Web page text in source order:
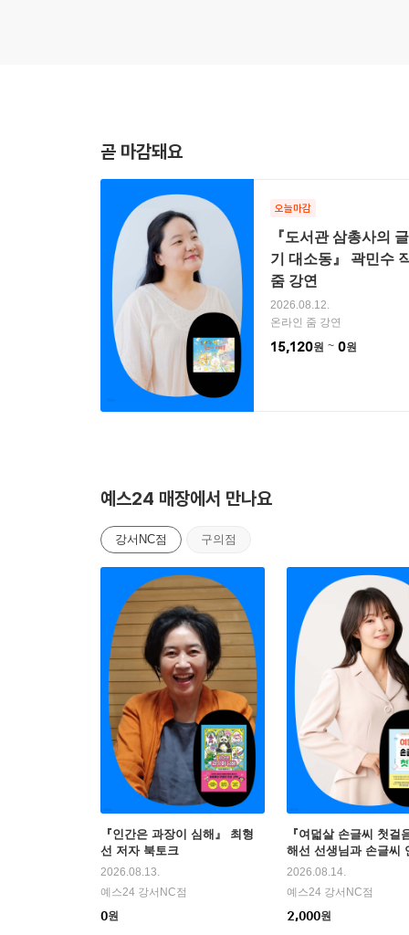
곧 마감돼요
오늘마감
『도서관 삼총사의
기 대소동』 곽민수
줌 강연
2026.08.12.
온라인 줌 강연
15,120원 0원
예스24 매장에서 만나요
강서NC점 구의점
『인간은 과장이 심해』 최형
선 저자 북토크
2026.08.13.
예스24 강서NC점
0원
『여덟살 손글씨 첫걸
해선 선생님과 손글씨
2026.08.14.
예스24 강서NC점
2,000원